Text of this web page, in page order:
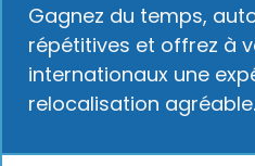
Gagnez du temps,
répétitives et offrez à
internationaux une
relocalisation agréable.